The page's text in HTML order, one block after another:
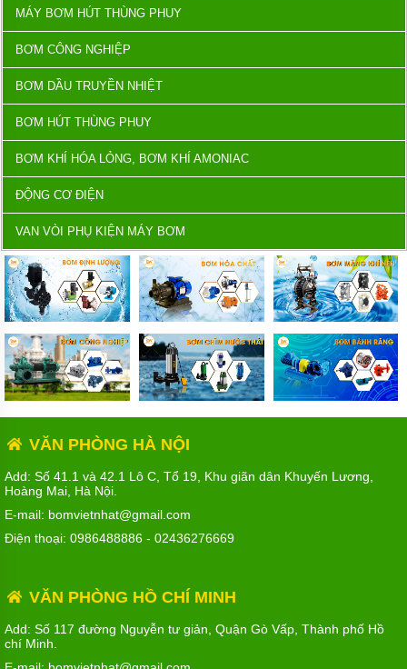
MÁY BƠM HÚT THÙNG PHUY
BƠM CÔNG NGHIỆP
BƠM DẦU TRUYỀN NHIỆT
BƠM HÚT THÙNG PHUY
BƠM KHÍ HÓA LỎNG, BƠM KHÍ AMONIAC
ĐỘNG CƠ ĐIỆN
VAN VÒI PHỤ KIỆN MÁY BƠM
VĂN PHÒNG HÀ NỘI
Add: Số 41.1 và 42.1 Lô C, Tổ 19, Khu giãn dân Khuyến Lương,
Hoàng Mai, Hà Nội.
E-mail: bomvietnhat@gmail.com
Điện thoại: 0986488886 - 02436276669
VĂN PHÒNG HỒ CHÍ MINH
Add: Số 117 đường Nguyễn tư giản, Quận Gò Vấp, Thành phố Hồ
chí Minh.